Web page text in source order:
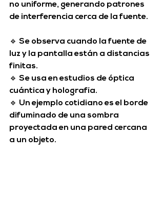
no uniforme, generando patrones
de interferencia cerca de la fuente.
🔹 Se observa cuando la fuente de
luz y la pantalla están a distancias
finitas.
🔹 Se usa en estudios de óptica
cuántica y holografía.
🔹 Un ejemplo cotidiano es el borde
difuminado de una sombra
proyectada en una pared cercana
a un objeto.